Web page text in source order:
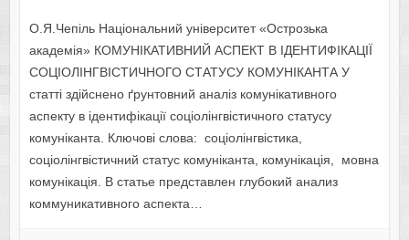
О.Я.Чепіль Національний університет «Острозька
академія» КОМУНІКАТИВНИЙ АСПЕКТ В ІДЕНТИФІКАЦІЇ
СОЦІОЛІНГВІСТИЧНОГО СТАТУСУ КОМУНІКАНТА У
статті здійснено ґрунтовний аналіз комунікативного
аспекту в ідентифікації соціолінгвістичного статусу
комуніканта. Ключові слова: соціолінгвістика,
соціолінгвістичний статус комуніканта, комунікація, мовна
комунікація. В статье представлен глубокий анализ
коммуникативного аспекта…